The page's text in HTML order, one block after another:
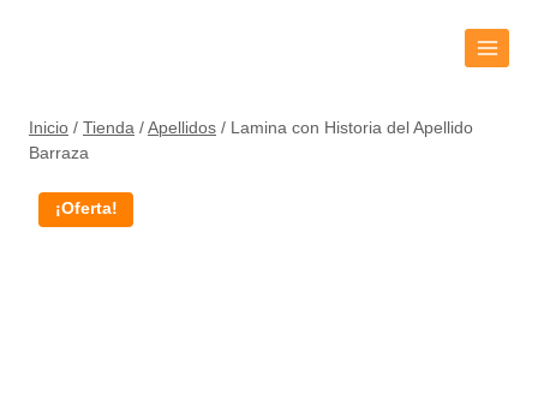
Inicio / Tienda / Apellidos / Lamina con Historia del Apellido
Barraza
¡Oferta!